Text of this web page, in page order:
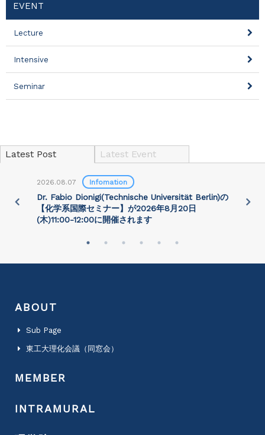
EVENT
Lecture
Intensive
Seminar
Latest Post Latest Event
2026.08.07 Infomation
Dr. Fabio Dionigi(Technische Universität Berlin)の
【化学系国際セミナー】が2026年8⽉20⽇
(⽊)11:00-12:00に開催されます
ABOUT
Sub Page
東工大理化会議（同窓会）
MEMBER
INTRAMURAL